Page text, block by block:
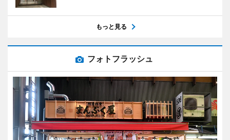
もっと見る
フォトフラッシュ